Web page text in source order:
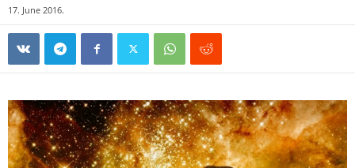
17. June 2016.